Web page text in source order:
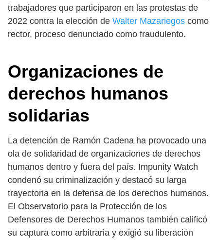
trabajadores que participaron en las protestas de
2022 contra la elección de Walter Mazariegos como
rector, proceso denunciado como fraudulento.
Organizaciones de
derechos humanos
solidarias
La detención de Ramón Cadena ha provocado una
ola de solidaridad de organizaciones de derechos
humanos dentro y fuera del país. Impunity Watch
condenó su criminalización y destacó su larga
trayectoria en la defensa de los derechos humanos.
El Observatorio para la Protección de los
Defensores de Derechos Humanos también calificó
su captura como arbitraria y exigió su liberación